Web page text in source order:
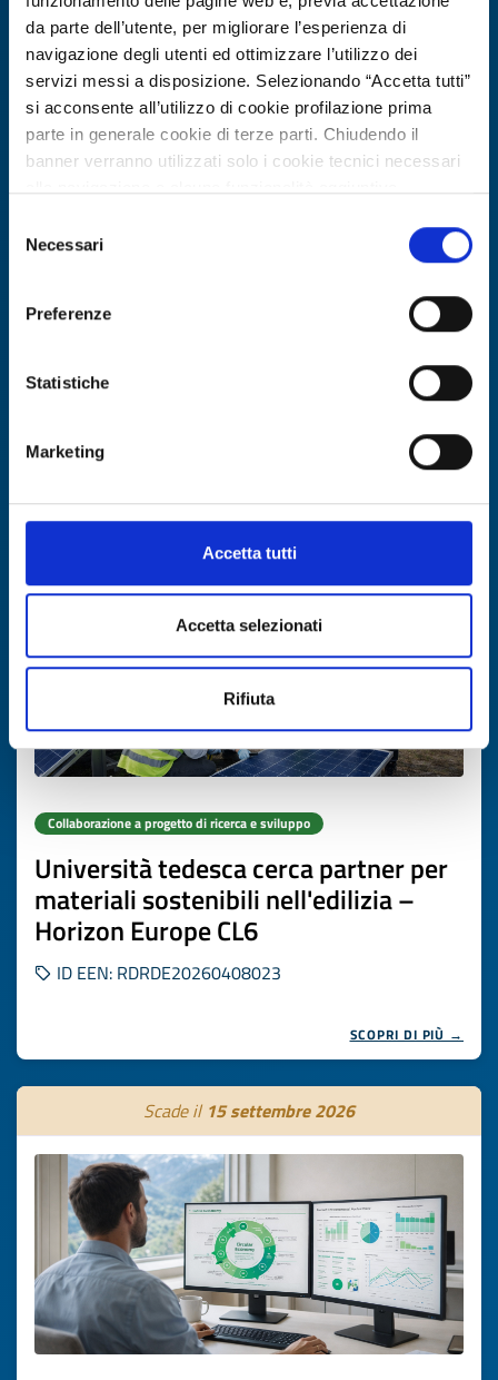
da parte dell’utente, per migliorare l’esperienza di
navigazione degli utenti ed ottimizzare l’utilizzo dei
servizi messi a disposizione. Selezionando “Accetta tutti”
si acconsente all’utilizzo di cookie profilazione prima
parte in generale cookie di terze parti. Chiudendo il
banner verranno utilizzati solo i cookie tecnici necessari
Per conoscere i dettagli, consulta la nostra cookie policy.
https://www.openinnovation.regione.lombardia.it/it/co
https://www.openinnovation.regione.lombardia.it/it/pr
delNecessari
Preferenze
Statistiche
Marketing
Accetta tutti
Accetta selezionati
Rifiuta
Collaborazione a progetto di ricerca e sviluppo
PMI cipriota di digital health cerca
partner R&S per IA, interoperabilità
ID EEN: RDRCY20260416006
SCOPRI DI PIÙ →
Collaborazione a progetto di ricerca e sviluppo
Università tedesca cerca partner per
materiali sostenibili nell'edilizia –
Horizon Europe CL6
ID EEN: RDRDE20260408023
SCOPRI DI PIÙ →
Scade il 15 settembre 2026